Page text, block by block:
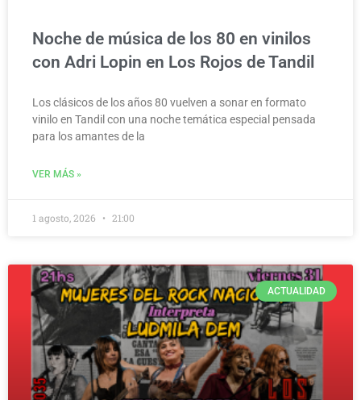
Noche de música de los 80 en vinilos
con Adri Lopin en Los Rojos de Tandil
Los clásicos de los años 80 vuelven a sonar en formato
vinilo en Tandil con una noche temática especial pensada
para los amantes de la
VER MÁS »
1 agosto, 2026 21:00
ACTUALIDAD